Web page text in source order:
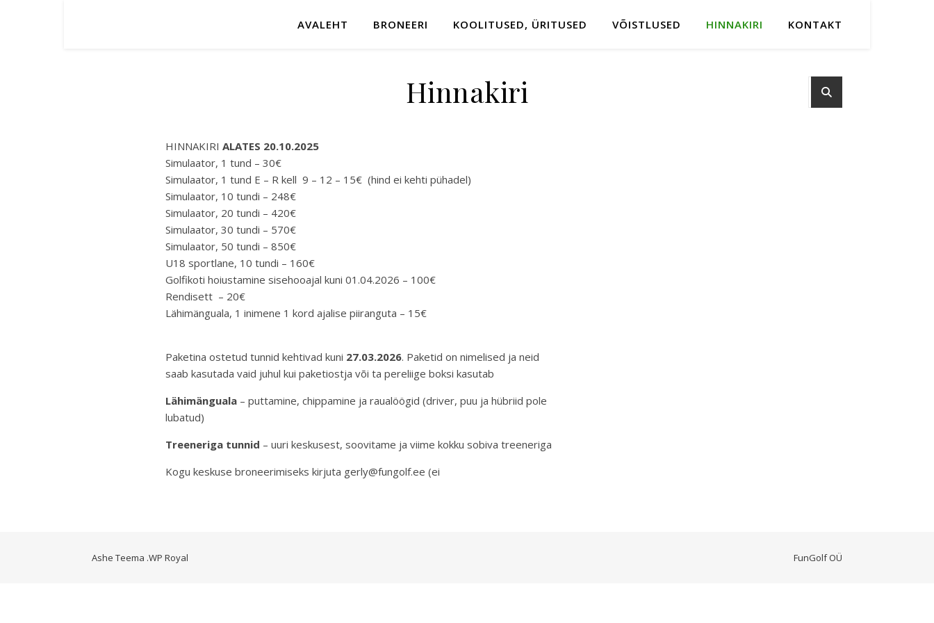
AVALEHT BRONEERI KOOLITUSED, ÜRITUSED VÕISTLUSED HINNAKIRI KONTAKT
Hinnakiri
HINNAKIRI ALATES 20.10.2025
Simulaator, 1 tund – 30€
Simulaator, 1 tund E – R kell 9 – 12 – 15€ (hind ei kehti pühadel)
Simulaator, 10 tundi – 248€
Simulaator, 20 tundi – 420€
Simulaator, 30 tundi – 570€
Simulaator, 50 tundi – 850€
U18 sportlane, 10 tundi – 160€
Golfikoti hoiustamine sisehooajal kuni 01.04.2026 – 100€
Rendisett – 20€
Lähimänguala, 1 inimene 1 kord ajalise piiranguta – 15€
Paketina ostetud tunnid kehtivad kuni 27.03.2026. Paketid on nimelised ja neid
saab kasutada vaid juhul kui paketiostja või ta pereliige boksi kasutab
Lähimänguala – puttamine, chippamine ja raualöögid (driver, puu ja hübriid pole
lubatud)
Treeneriga tunnid – uuri keskusest, soovitame ja viime kokku sobiva treeneriga
Kogu keskuse broneerimiseks kirjuta gerly@fungolf.ee (ei
FunGolf OÜ
Ashe Teema .WP Royal